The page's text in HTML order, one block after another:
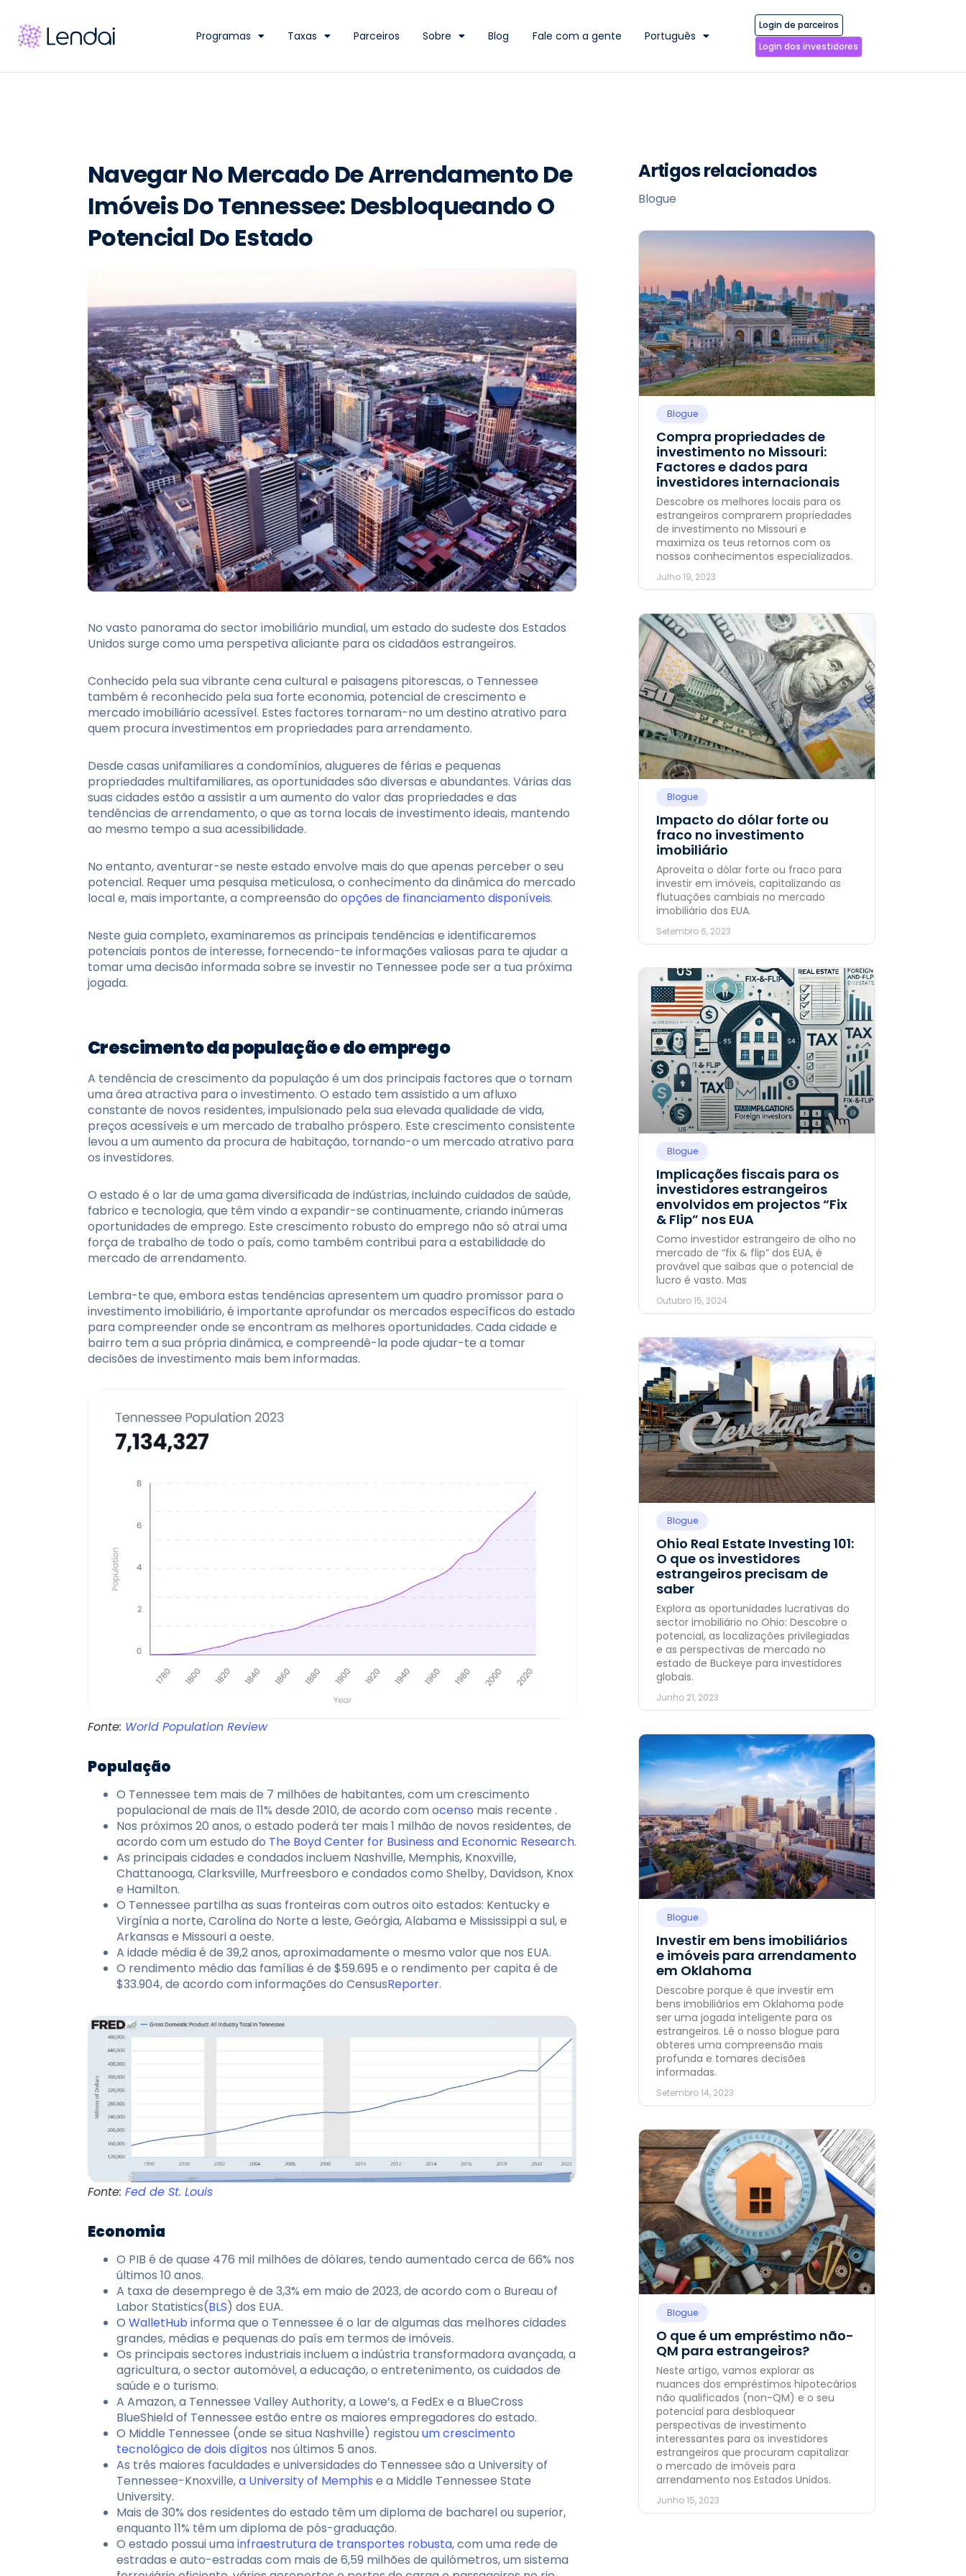
Programas Taxas Parceiros Sobre Blog Fale com a gente Português
Login de parceiros
Login dos investidores
Navegar No Mercado De Arrendamento De
Imóveis Do Tennessee: Desbloqueando O
Potencial Do Estado
No vasto panorama do sector imobiliário mundial, um estado do sudeste dos Estados
Unidos surge como uma perspetiva aliciante para os cidadãos estrangeiros.
Conhecido pela sua vibrante cena cultural e paisagens pitorescas, o Tennessee
também é reconhecido pela sua forte economia, potencial de crescimento e
mercado imobiliário acessível. Estes factores tornaram-no um destino atrativo para
quem procura investimentos em propriedades para arrendamento.
Desde casas unifamiliares a condomínios, alugueres de férias e pequenas
propriedades multifamiliares, as oportunidades são diversas e abundantes. Várias das
suas cidades estão a assistir a um aumento do valor das propriedades e das
tendências de arrendamento, o que as torna locais de investimento ideais, mantendo
ao mesmo tempo a sua acessibilidade.
No entanto, aventurar-se neste estado envolve mais do que apenas perceber o seu
potencial. Requer uma pesquisa meticulosa, o conhecimento da dinâmica do mercado
local e, mais importante, a compreensão do opções de financiamento disponíveis.
Neste guia completo, examinaremos as principais tendências e identificaremos
potenciais pontos de interesse, fornecendo-te informações valiosas para te ajudar a
tomar uma decisão informada sobre se investir no Tennessee pode ser a tua próxima
jogada.
Crescimento da população e do emprego
A tendência de crescimento da população é um dos principais factores que o tornam
uma área atractiva para o investimento. O estado tem assistido a um afluxo
constante de novos residentes, impulsionado pela sua elevada qualidade de vida,
preços acessíveis e um mercado de trabalho próspero. Este crescimento consistente
levou a um aumento da procura de habitação, tornando-o um mercado atrativo para
os investidores.
O estado é o lar de uma gama diversificada de indústrias, incluindo cuidados de saúde,
fabrico e tecnologia, que têm vindo a expandir-se continuamente, criando inúmeras
oportunidades de emprego. Este crescimento robusto do emprego não só atrai uma
força de trabalho de todo o país, como também contribui para a estabilidade do
mercado de arrendamento.
Lembra-te que, embora estas tendências apresentem um quadro promissor para o
investimento imobiliário, é importante aprofundar os mercados específicos do estado
para compreender onde se encontram as melhores oportunidades. Cada cidade e
bairro tem a sua própria dinâmica, e compreendê-la pode ajudar-te a tomar
decisões de investimento mais bem informadas.
Fonte: World Population Review
População
O Tennessee tem mais de 7 milhões de habitantes, com um crescimento
populacional de mais de 11% desde 2010, de acordo com ocenso mais recente .
Nos próximos 20 anos, o estado poderá ter mais 1 milhão de novos residentes, de
acordo com um estudo do The Boyd Center for Business and Economic Research.
As principais cidades e condados incluem Nashville, Memphis, Knoxville,
Chattanooga, Clarksville, Murfreesboro e condados como Shelby, Davidson, Knox
e Hamilton.
O Tennessee partilha as suas fronteiras com outros oito estados: Kentucky e
Virgínia a norte, Carolina do Norte a leste, Geórgia, Alabama e Mississippi a sul, e
Arkansas e Missouri a oeste.
A idade média é de 39,2 anos, aproximadamente o mesmo valor que nos EUA.
O rendimento médio das famílias é de $59.695 e o rendimento per capita é de
$33.904, de acordo com informações do CensusReporter.
Fonte: Fed de St. Louis
Economia
O PIB é de quase 476 mil milhões de dólares, tendo aumentado cerca de 66% nos
últimos 10 anos.
A taxa de desemprego é de 3,3% em maio de 2023, de acordo com o Bureau of
Labor Statistics(BLS) dos EUA.
O WalletHub informa que o Tennessee é o lar de algumas das melhores cidades
grandes, médias e pequenas do país em termos de imóveis.
Os principais sectores industriais incluem a indústria transformadora avançada, a
agricultura, o sector automóvel, a educação, o entretenimento, os cuidados de
saúde e o turismo.
A Amazon, a Tennessee Valley Authority, a Lowe’s, a FedEx e a BlueCross
BlueShield of Tennessee estão entre os maiores empregadores do estado.
O Middle Tennessee (onde se situa Nashville) registouum crescimento
tecnológico de dois dígitos nos últimos 5 anos.
As três maiores faculdades e universidades do Tennessee são a University of
Tennessee-Knoxville,a University of Memphis e a Middle Tennessee State
University.
Mais de 30% dos residentes do estado têm um diploma de bacharel ou superior,
enquanto 11% têm um diploma de pós-graduação.
O estado possui umainfraestrutura de transportes robusta, com uma rede de
estradas e auto-estradas com mais de 6,59 milhões de quilómetros, um sistema
Artigos relacionados
Blogue
Blogue
Compra propriedades de
investimento no Missouri:
Factores e dados para
investidores internacionais
Descobre os melhores locais para os
estrangeiros comprarem propriedades
de investimento no Missouri e
maximiza os teus retornos com os
nossos conhecimentos especializados.
Julho 19, 2023
Blogue
Impacto do dólar forte ou
fraco no investimento
imobiliário
Aproveita o dólar forte ou fraco para
investir em imóveis, capitalizando as
flutuações cambiais no mercado
imobiliário dos EUA.
Setembro 6, 2023
Blogue
Implicações fiscais para os
investidores estrangeiros
envolvidos em projectos “Fix
& Flip” nos EUA
Como investidor estrangeiro de olho no
mercado de “fix & flip” dos EUA, é
provável que saibas que o potencial de
lucro é vasto. Mas
Outubro 15, 2024
Blogue
Ohio Real Estate Investing 101:
O que os investidores
estrangeiros precisam de
saber
Explora as oportunidades lucrativas do
sector imobiliário no Ohio: Descobre o
potencial, as localizações privilegiadas
e as perspectivas de mercado no
estado de Buckeye para investidores
globais.
Junho 21, 2023
Blogue
Investir em bens imobiliários
e imóveis para arrendamento
em Oklahoma
Descobre porque é que investir em
bens imobiliários em Oklahoma pode
ser uma jogada inteligente para os
estrangeiros. Lê o nosso blogue para
obteres uma compreensão mais
profunda e tomares decisões
informadas.
Setembro 14, 2023
Blogue
O que é um empréstimo não-
QM para estrangeiros?
Neste artigo, vamos explorar as
nuances dos empréstimos hipotecários
não qualificados (non-QM) e o seu
potencial para desbloquear
perspectivas de investimento
interessantes para os investidores
estrangeiros que procuram capitalizar
o mercado de imóveis para
arrendamento nos Estados Unidos.
Junho 15, 2023